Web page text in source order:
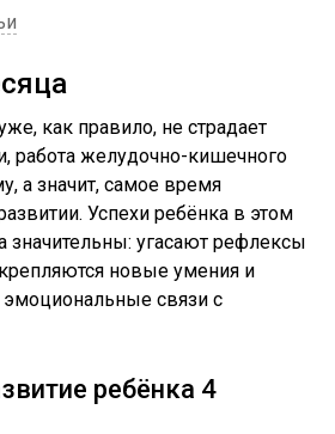
как правило, не страдает
работа желудочно-кишечного
а значит, самое время
Успехи ребёнка в этом
значительны: угасают рефлексы
новые умения и
связи с
ребёнка 4